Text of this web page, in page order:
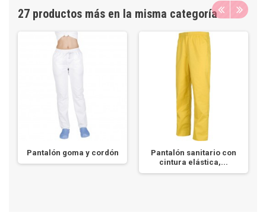
27 productos más en la misma categoría
Pantalón goma y cordón
Pantalón sanitario con
cintura elástica,...